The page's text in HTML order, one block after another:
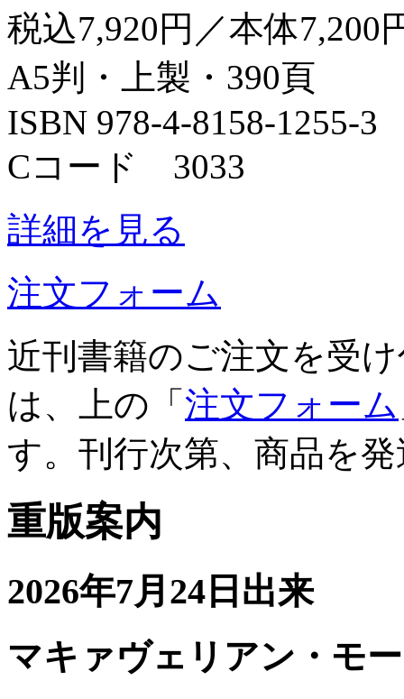
税込7,920円／本体7,200
A5判・上製・390頁
ISBN 978-4-8158-1255-3
Cコード 3033
詳細を見る
注文フォーム
近刊書籍のご注文を受
は、上の「 注文フォーム
す。刊行次第、商品を
重版案内
2026年7月24日出来
マキァヴェリアン・モ